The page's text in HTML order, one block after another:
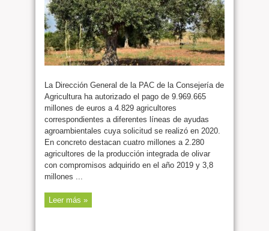
La Dirección General de la PAC de la Consejería de
Agricultura ha autorizado el pago de 9.969.665
millones de euros a 4.829 agricultores
correspondientes a diferentes líneas de ayudas
agroambientales cuya solicitud se realizó en 2020.
En concreto destacan cuatro millones a 2.280
agricultores de la producción integrada de olivar
con compromisos adquirido en el año 2019 y 3,8
millones ...
Leer más »